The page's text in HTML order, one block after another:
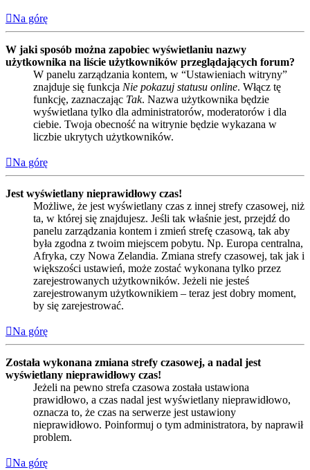
Na górę
W jaki sposób można zapobiec wyświetlaniu nazwy
użytkownika na liście użytkowników przeglądających forum?
W panelu zarządzania kontem, w “Ustawieniach witryny”
znajduje się funkcja Nie pokazuj statusu online. Włącz tę
funkcję, zaznaczając Tak. Nazwa użytkownika będzie
wyświetlana tylko dla administratorów, moderatorów i dla
ciebie. Twoja obecność na witrynie będzie wykazana w
liczbie ukrytych użytkowników.
Na górę
Jest wyświetlany nieprawidłowy czas!
Możliwe, że jest wyświetlany czas z innej strefy czasowej, niż
ta, w której się znajdujesz. Jeśli tak właśnie jest, przejdź do
panelu zarządzania kontem i zmień strefę czasową, tak aby
była zgodna z twoim miejscem pobytu. Np. Europa centralna,
Afryka, czy Nowa Zelandia. Zmiana strefy czasowej, tak jak i
większości ustawień, może zostać wykonana tylko przez
zarejestrowanych użytkowników. Jeżeli nie jesteś
zarejestrowanym użytkownikiem – teraz jest dobry moment,
by się zarejestrować.
Na górę
Została wykonana zmiana strefy czasowej, a nadal jest
wyświetlany nieprawidłowy czas!
Jeżeli na pewno strefa czasowa została ustawiona
prawidłowo, a czas nadal jest wyświetlany nieprawidłowo,
oznacza to, że czas na serwerze jest ustawiony
nieprawidłowo. Poinformuj o tym administratora, by naprawił
problem.
Na górę